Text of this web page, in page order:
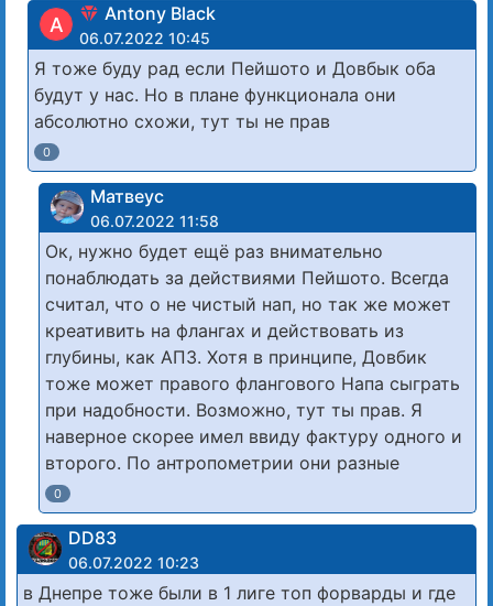
A Antony Black
06.07.2022 10:45
Я тоже буду рад если Пейшото и Довбык оба
будут у нас. Но в плане функционала они
абсолютно схожи, тут ты не прав
0
Матвеус
06.07.2022 11:58
Ок, нужно будет ещё раз внимательно
понаблюдать за действиями Пейшото. Всегда
считал, что о не чистый нап, но так же может
креативить на флангах и действовать из
глубины, как АПЗ. Хотя в принципе, Довбик
тоже может правого флангового Напа сыграть
при надобности. Возможно, тут ты прав. Я
наверное скорее имел ввиду фактуру одного и
второго. По антропометрии они разные
0
DD83
06.07.2022 10:23
в Днепре тоже были в 1 лиге топ форварды и где